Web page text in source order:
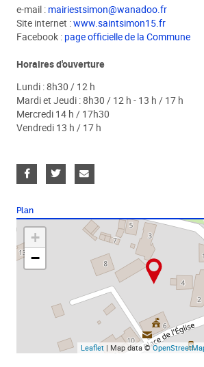
e-mail : mairiestsimon@wanadoo.fr
Site internet :www.saintsimon15.fr
Facebook : page officielle de la Commune
Horaires d'ouverture
Lundi : 8h30 / 12 h
Mardi et Jeudi : 8h30 / 12 h - 13 h / 17 h
Mercredi 14 h / 17h30
Vendredi 13 h / 17 h
Plan
+
−
Leaflet| Map data ©